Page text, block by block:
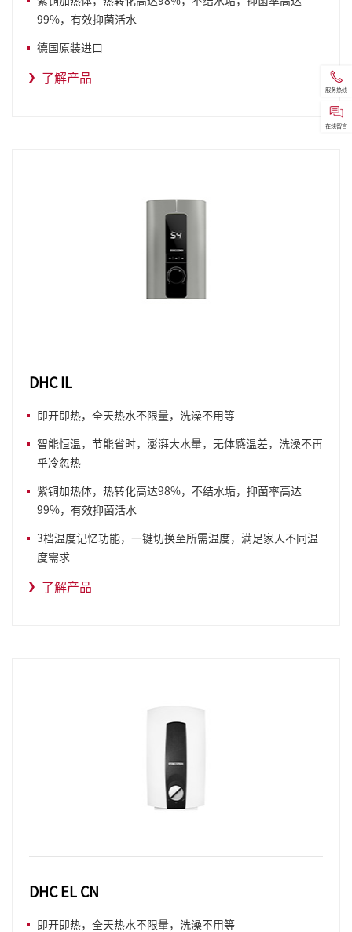
99%，有效抑菌活水
德国原装进口
了解产品
DHC IL
即开即热，全天热水不限量，洗澡不用等
智能恒温，节能省时，澎湃大水量，无体感温差，洗澡不再
乎冷忽热
紫铜加热体，热转化高达98%，不结水垢，抑菌率高达
99%，有效抑菌活水
3档温度记忆功能，一键切换至所需温度，满足家人不同温
度需求
了解产品
DHC EL CN
即开即热，全天热水不限量，洗澡不用等
服务热线
在线留言